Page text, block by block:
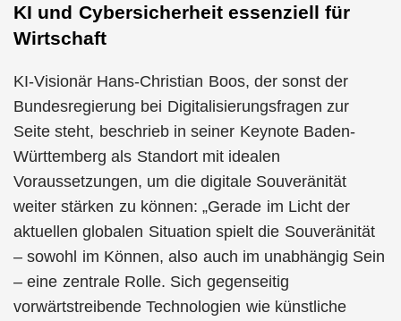
KI und Cybersicherheit essenziell für
Wirtschaft
KI-Visionär Hans-Christian Boos, der sonst der
Bundesregierung bei Digitalisierungsfragen zur
Seite steht, beschrieb in seiner Keynote Baden-
Württemberg als Standort mit idealen
Voraussetzungen, um die digitale Souveränität
weiter stärken zu können: „Gerade im Licht der
aktuellen globalen Situation spielt die Souveränität
– sowohl im Können, also auch im unabhängig Sein
– eine zentrale Rolle. Sich gegenseitig
vorwärtstreibende Technologien wie künstliche